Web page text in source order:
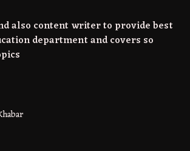
also content writer to provide best
department and covers so